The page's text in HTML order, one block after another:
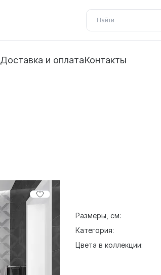
Доставка и оплатаКонтакты
Размеры, см:
Категория:
Цвета в коллекции: